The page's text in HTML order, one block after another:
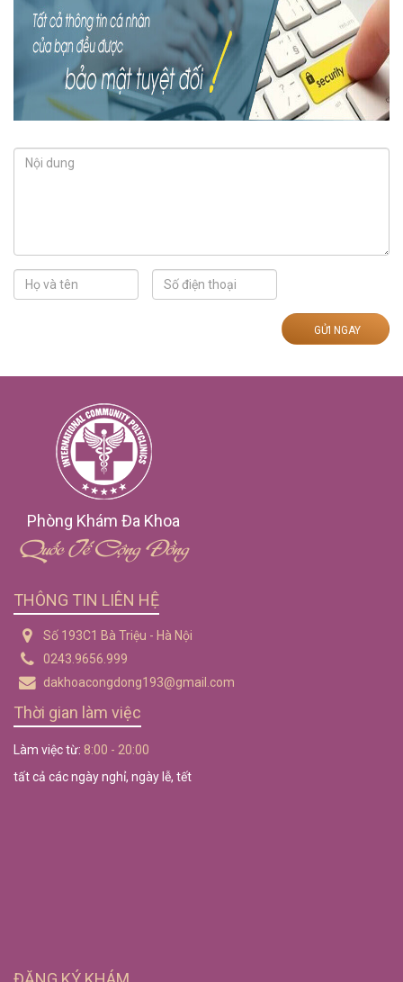
GỬI NGAY
Phòng Khám Đa Khoa
Quốc Tế Cộng Đồng
THÔNG TIN LIÊN HỆ
Số 193C1 Bà Triệu - Hà Nội
0243.9656.999
dakhoacongdong193@gmail.com
Thời gian làm việc
Làm việc từ: 8:00 - 20:00
tất cả các ngày nghỉ, ngày lễ, tết